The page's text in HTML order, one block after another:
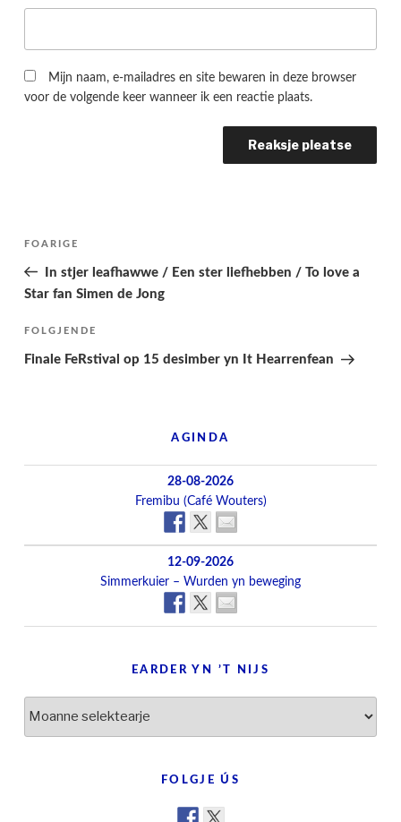
Mijn naam, e-mailadres en site bewaren in deze browser
voor de volgende keer wanneer ik een reactie plaats.
Berichtnavigatie
Folgjende
pagina
FOARIGE
In stjer leafhawwe / Een ster liefhebben / To love a
Star fan Simen de Jong
Folgjend
berjocht
FOLGJENDE
Finale FeRstival op 15 desimber yn It Hearrenfean
AGINDA
28-08-2026
Fremibu (Café Wouters)
12-09-2026
Simmerkuier – Wurden yn beweging
EARDER YN ’T NIJS
FOLGJE ÚS